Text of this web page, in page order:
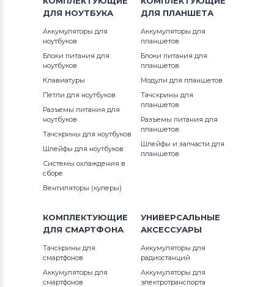
Вентиляторы (кулеры)Gateway
Вентиляторы (кулеры)FCN
Вентиляторы (кулеры)HP
Вентиляторы (кулеры)MSI
Вентиляторы (кулеры)
Вентиляторы (кулеры)Quanta
Вентиляторы (кулеры)
Вентиляторы (кулеры)
Вентиляторы (кулеры)IBM
Вентиляторы (кулеры)Viewsonic
Все бренды
ДЛЯ НОУТБУКА
Аккумуляторы для
ноутбуков
Блоки питания для
ноутбуков
Клавиатуры
Петли для ноутбуков
Разъемы питания для
ноутбуков
Тачскрины для ноутбуков
Шлейфы для ноутбуков
Системы охлаждения в
сборе
Вентиляторы (кулеры)
ДЛЯ ПЛАНШЕТА
Аккумуляторы для
планшетов
Блоки питания для
планшетов
Модули для планшетов
Тачскрины для
планшетов
Разъемы питания для
планшетов
Шлейфы и запчасти для
планшетов
КОМПЛЕКТУЮЩИЕ
ДЛЯ СМАРТФОНА
Тачскрины для
смартфонов
Аккумуляторы для
смартфонов
УНИВЕРСАЛЬНЫЕ
АКСЕССУАРЫ
Аккумуляторы для
радиостанций
Аккумуляторы для
электротранспорта